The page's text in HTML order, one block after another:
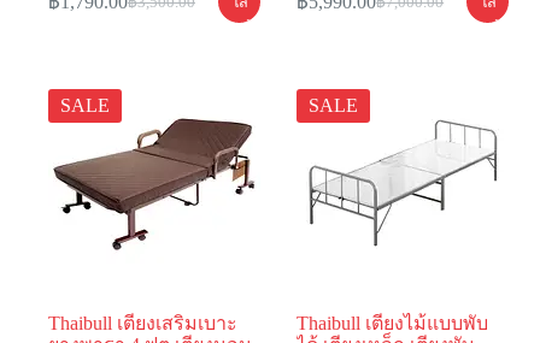
ตะกร้า
ตะกร้า
SALE
Thaibull เตียงเสริมเบาะ
SALE
Thaibull เตียงไม้แบบพับ